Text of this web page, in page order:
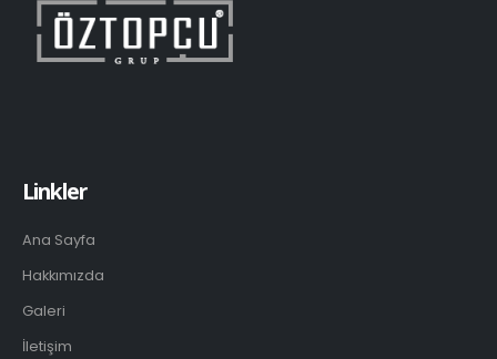
Linkler
Ana Sayfa
Hakkımızda
Galeri
İletişim